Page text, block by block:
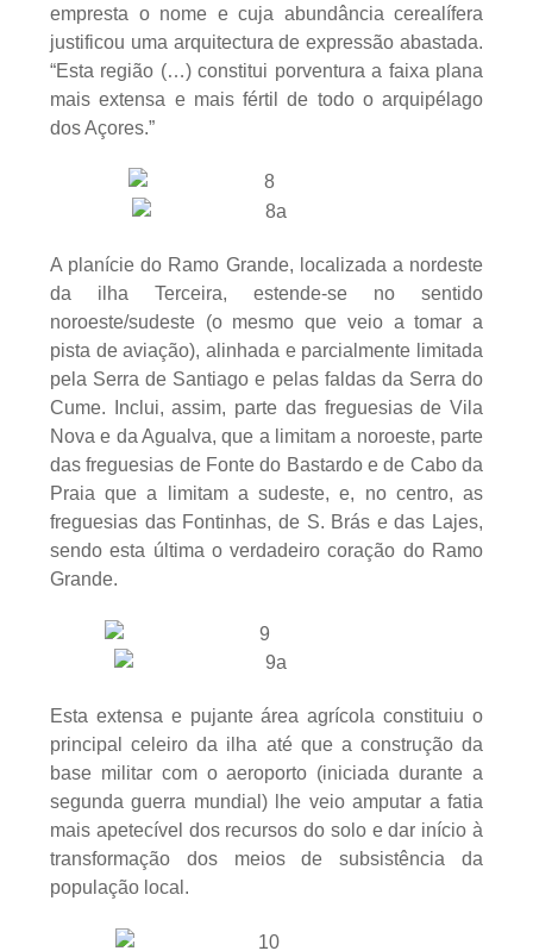
empresta o nome e cuja abundância cerealífera
justificou uma arquitectura de expressão abastada.
“Esta região (…) constitui porventura a faixa plana
mais extensa e mais fértil de todo o arquipélago
dos Açores.”
A planície do Ramo Grande, localizada a nordeste
da ilha Terceira, estende-se no sentido
noroeste/sudeste (o mesmo que veio a tomar a
pista de aviação), alinhada e parcialmente limitada
pela Serra de Santiago e pelas faldas da Serra do
Cume. Inclui, assim, parte das freguesias de Vila
Nova e da Agualva, que a limitam a noroeste, parte
das freguesias de Fonte do Bastardo e de Cabo da
Praia que a limitam a sudeste, e, no centro, as
freguesias das Fontinhas, de S. Brás e das Lajes,
sendo esta última o verdadeiro coração do Ramo
Grande.
Esta extensa e pujante área agrícola constituiu o
principal celeiro da ilha até que a construção da
base militar com o aeroporto (iniciada durante a
segunda guerra mundial) lhe veio amputar a fatia
mais apetecível dos recursos do solo e dar início à
transformação dos meios de subsistência da
população local.